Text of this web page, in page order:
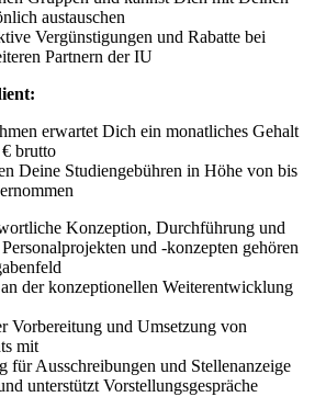
austauschen
Vergünstigungen und Rabatte bei
Partnern der IU
erwartet Dich ein monatliches Gehalt
brutto
Deine Studiengebühren in Höhe von bis
Konzeption, Durchführung und
und -konzepten gehören
der konzeptionellen Weiterentwicklung
Vorbereitung und Umsetzung von
mit
für Ausschreibungen und Stellenanzeige
unterstützt Vorstellungsgespräche